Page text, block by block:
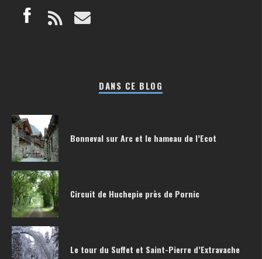
DANS CE BLOG
Bonneval sur Arc et le hameau de l’Ecot
Circuit de Huchepie près de Pornic
Le tour du Suffet et Saint-Pierre d’Extravache